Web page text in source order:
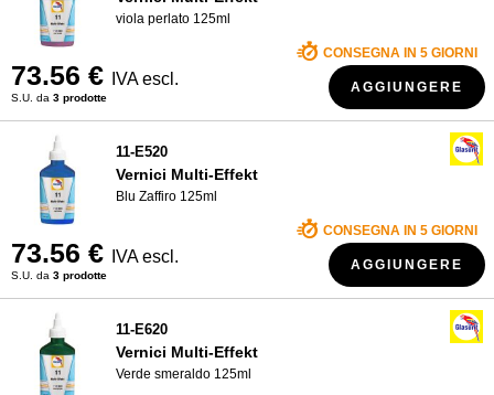
viola perlato 125ml
73.56 € IVA escl.
S.U. da 3 prodotte
CONSEGNA IN 5 GIORNI
AGGIUNGERE
11-E520
Vernici Multi-Effekt
Blu Zaffiro 125ml
73.56 € IVA escl.
S.U. da 3 prodotte
CONSEGNA IN 5 GIORNI
AGGIUNGERE
11-E620
Vernici Multi-Effekt
Verde smeraldo 125ml